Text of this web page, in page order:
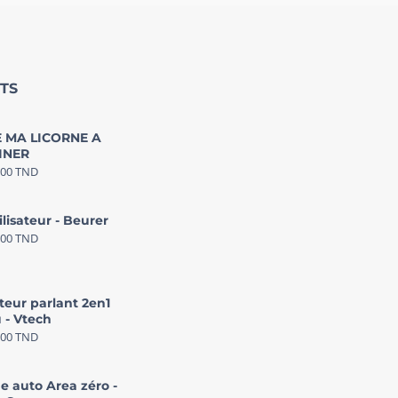
MA LICORNE A
TND
- Beurer
TND
parlant 2en1
- Vtech
TND
auto Area zéro -